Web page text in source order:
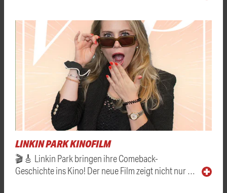
LINKIN PARK KINOFILM
🎬🎸 Linkin Park bringen ihre Comeback-
Geschichte ins Kino! Der neue Film zeigt nicht nur …